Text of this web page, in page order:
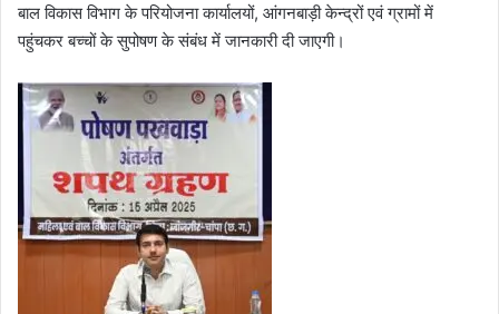
बाल विकास विभाग के परियोजना कार्यालयों, आंगनबाड़ी केन्द्रों एवं ग्रामों में
पहुंचकर बच्चों के सुपोषण के संबंध में जानकारी दी जाएगी।